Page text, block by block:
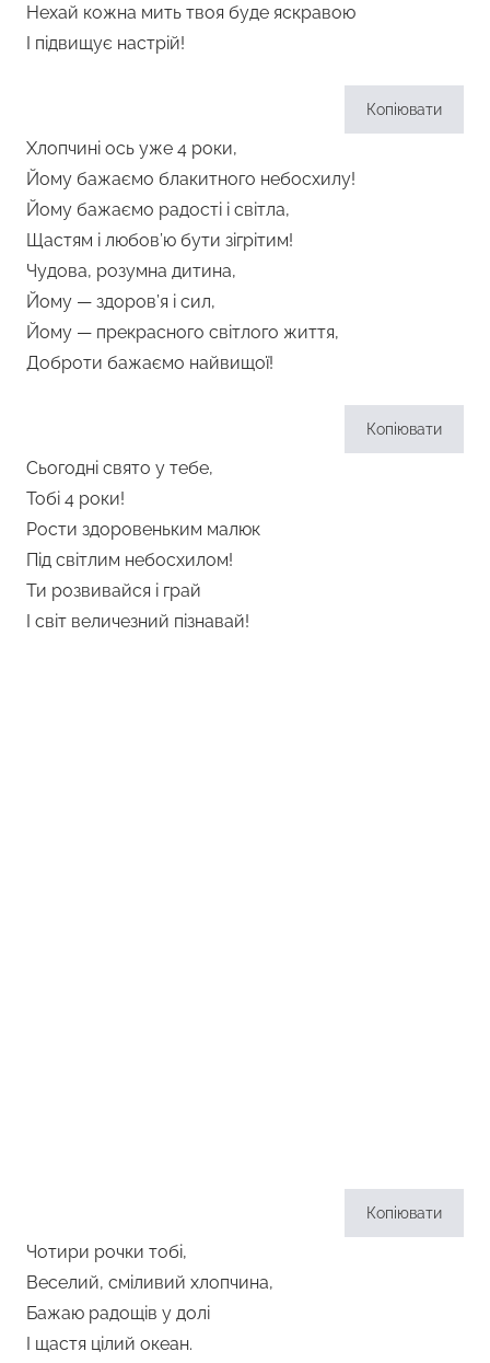
Нехай кожна мить твоя буде яскравою
І підвищує настрій!
Копіювати
Хлопчині ось уже 4 роки,
Йому бажаємо блакитного небосхилу!
Йому бажаємо радості і світла,
Щастям і любов’ю бути зігрітим!
Чудова, розумна дитина,
Йому — здоров’я і сил,
Йому — прекрасного світлого життя,
Доброти бажаємо найвищої!
Копіювати
Сьогодні свято у тебе,
Тобі 4 роки!
Рости здоровеньким малюк
Під світлим небосхилом!
Ти розвивайся і грай
І світ величезний пізнавай!
Копіювати
Чотири рочки тобі,
Веселий, сміливий хлопчина,
Бажаю радощів у долі
І щастя цілий океан.